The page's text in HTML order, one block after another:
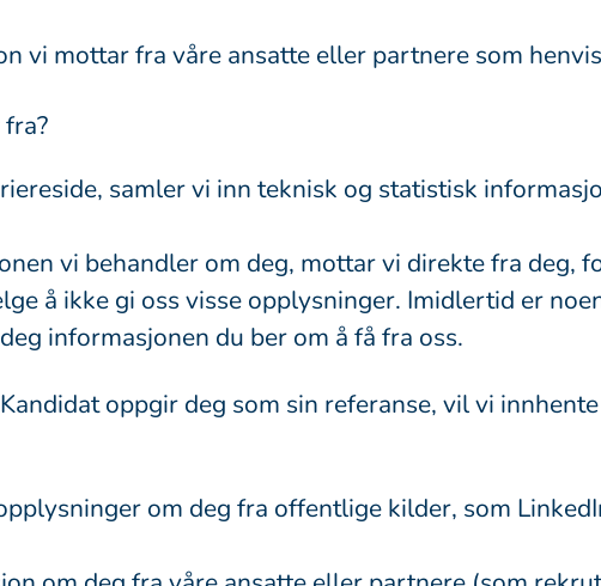
vi mottar fra våre ansatte eller partnere som
samler vi inn teknisk og statistisk
vi behandler om deg, mottar vi direkte fra deg,
å ikke gi oss visse opplysninger. Imidlertid er
informasjonen du ber om å få fra oss.
oppgir deg som sin referanse, vil vi
om deg fra offentlige kilder, som